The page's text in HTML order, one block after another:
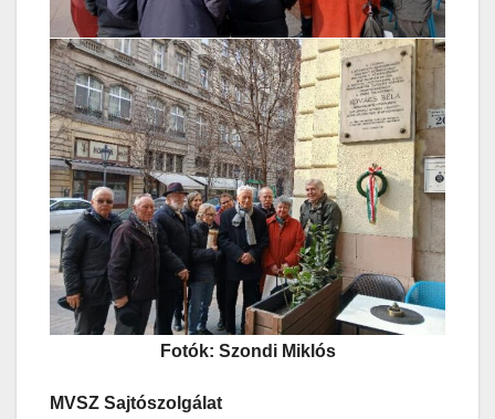
Fotók: Szondi Miklós
MVSZ Sajtószolgálat